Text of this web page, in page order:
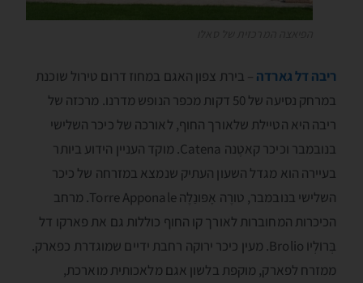
ריבה דל גארדה – בירת צפון האגם במחוז דרום טירול שוכנת
במרחק נסיעה של 50 דקות מכפר הנופש מדרנו. מרכזה של
ריבה היא הטיילת שלאורך החוף, לאורכה של כיכר השלישי
בנובמבר וכיכר קאטֶנה Catena. מוקד העניין הידוע ביותר
בעיירה הוא מגדל השעון העתיק שנמצא במזרחה של כיכר
השלישי בנובמבר, טורֶה אָפּונַלֶה Torre Apponale. מרחב
הכיכרות המחוברות לאורך קו החוף כוללות גם את פארקו דל
בְּרוֺלְיוֺ Brolio. מעין כיכר ירוקה רחבת ידיים שמוגדרת כפארק.
ממזרח לפארק, מוקפת בלשון אגם מלאכותית מוארכת,